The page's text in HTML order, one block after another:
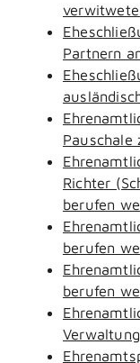
Partnern
Pauschale
Richter
berufen
berufen
berufen